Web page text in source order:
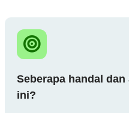
Seberapa handal dan
ini?